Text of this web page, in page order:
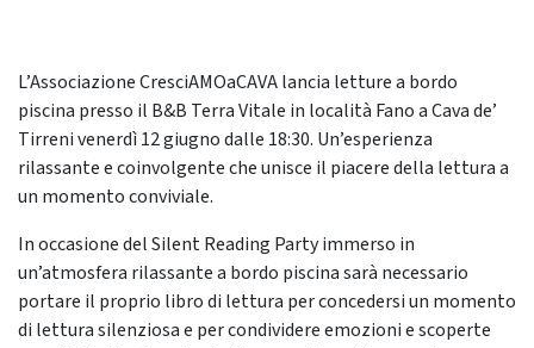
L’Associazione CresciAMOaCAVA lancia letture a bordo
piscina presso il B&B Terra Vitale in località Fano a Cava de’
Tirreni venerdì 12 giugno dalle 18:30. Un’esperienza
rilassante e coinvolgente che unisce il piacere della lettura a
un momento conviviale.
In occasione del Silent Reading Party immerso in
un’atmosfera rilassante a bordo piscina sarà necessario
portare il proprio libro di lettura per concedersi un momento
di lettura silenziosa e per condividere emozioni e scoperte